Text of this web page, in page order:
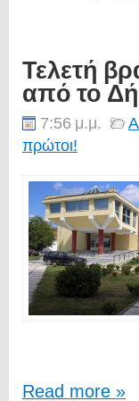
Τελετή
από το
7:56 μ.μ.
πρώτοι!
Read more »